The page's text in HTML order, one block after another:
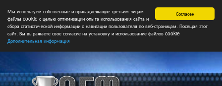
Согласен
Мы используем собственные и принадлежащие третьим лицам
файлы cookie с целью оптимизации опыта использования сайта и
сбора статистической информации о навигации пользователя по веб-страницам. Посещая этот
сайт, Вы выражаете свое согласие на установку и использование файлов cookie
Дополнительная информация
Главная Форум Турниры Сборные НФ Свободные